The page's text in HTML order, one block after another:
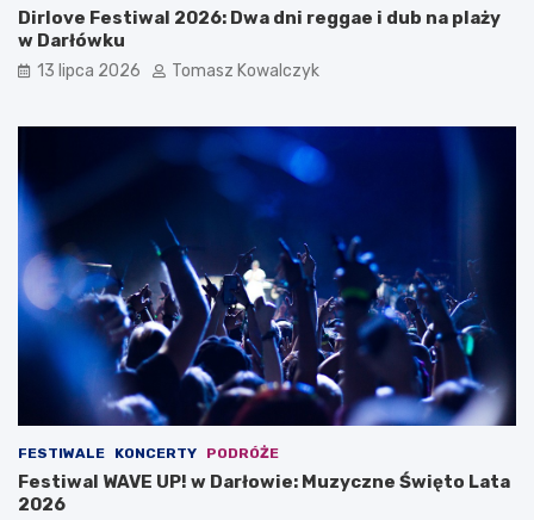
Dirlove Festiwal 2026: Dwa dni reggae i dub na plaży
w Darłówku
13 lipca 2026 Tomasz Kowalczyk
FESTIWALE KONCERTY PODRÓŻE
Festiwal WAVE UP! w Darłowie: Muzyczne Święto Lata
2026